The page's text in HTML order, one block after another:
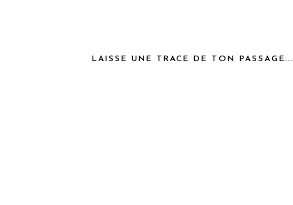
LAISSE UNE TRACE DE TON PASSAGE...